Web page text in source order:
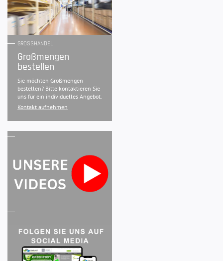
GROSSHANDEL
Großmengen
bestellen
Sie möchten Großmengen
bestellen? Bitte kontaktieren Sie
uns für ein individuelles Angebot.
Kontakt aufnehmen